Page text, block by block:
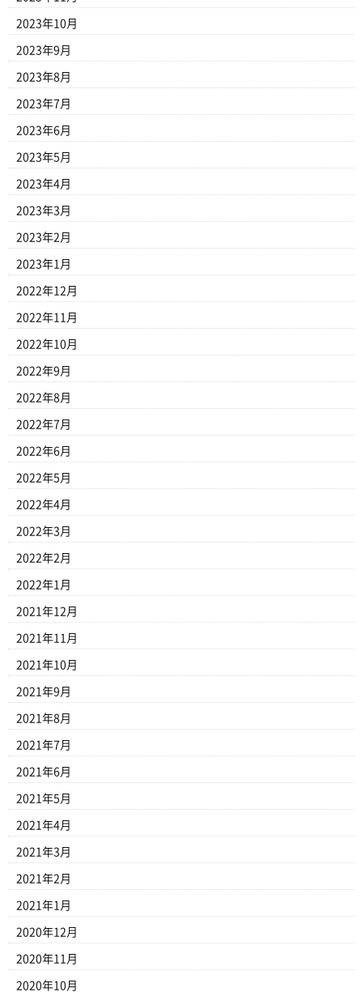
2023年10月
2023年9月
2023年8月
2023年7月
2023年6月
2023年5月
2023年4月
2023年3月
2023年2月
2023年1月
2022年12月
2022年11月
2022年10月
2022年9月
2022年8月
2022年7月
2022年6月
2022年5月
2022年4月
2022年3月
2022年2月
2022年1月
2021年12月
2021年11月
2021年10月
2021年9月
2021年8月
2021年7月
2021年6月
2021年5月
2021年4月
2021年3月
2021年2月
2021年1月
2020年12月
2020年11月
2020年10月